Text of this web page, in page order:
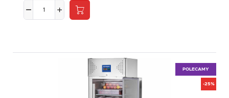
POLECAMY
-25%